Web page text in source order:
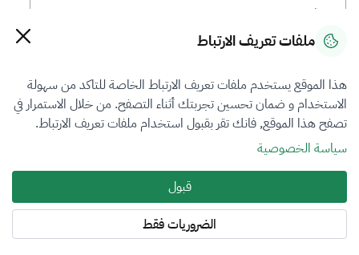
رقم العضوية
فرع التقييم
الكل
نوع العضوية
أساسي
المنطقة
ملفات تعريف الارتباط
هذا الموقع يستخدم ملفات تعريف الارتباط الخاصة للتاكد من سهولة
الاستخدام و ضمان تحسين تجربتك أثناء التصفح. من خلال الاستمرار في
تصفح هذا الموقع, فانك تقر بقبول استخدام ملفات تعريف الارتباط.
سياسة الخصوصية
قبول
الضروريات فقط